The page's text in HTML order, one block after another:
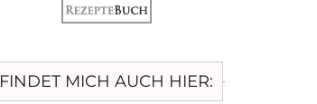
FINDET MICH AUCH HIER: